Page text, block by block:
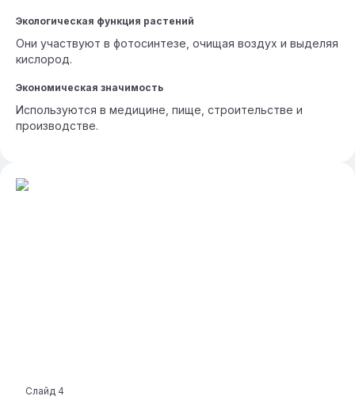
Экологическая функция растений
Они участвуют в фотосинтезе, очищая воздух и выделяя
кислород.
Экономическая значимость
Используются в медицине, пище, строительстве и
производстве.
Слайд 4